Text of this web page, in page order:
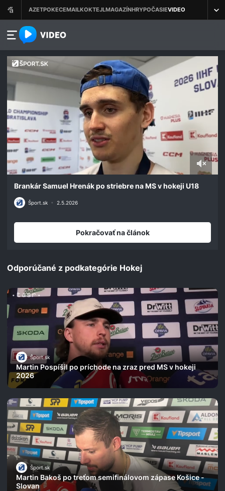
azet.video.sk
seconds
minutes,
seconds
Brankár Samuel Hrenák po striebre na MS v hokeji U18
Šport.sk • 2.5.2026
Pokračovať na článok
Odporúčané z podkategórie Hokej
Šport.sk
Martin Pospíšil po príchode na zraz pred MS v hokeji
2026
Šport.sk
Martin Bakoš po treťom semifinálovom zápase Košice -
Slovan